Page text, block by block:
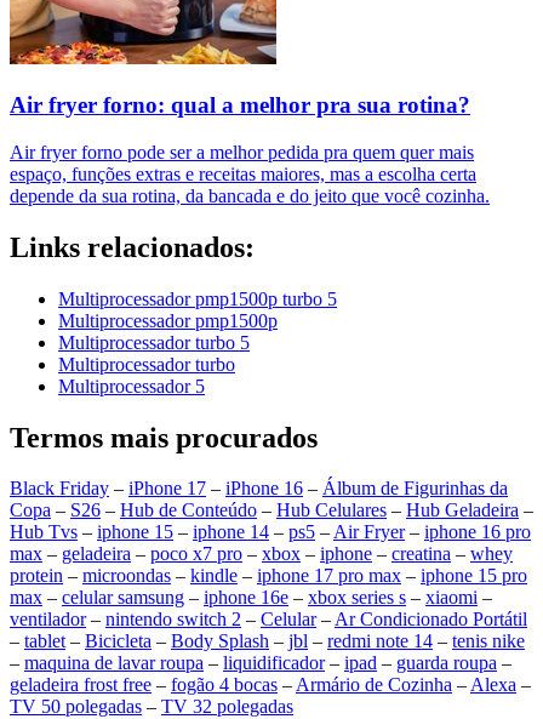
Air fryer forno: qual a melhor pra sua rotina?
Air fryer forno pode ser a melhor pedida pra quem quer mais
espaço, funções extras e receitas maiores, mas a escolha certa
depende da sua rotina, da bancada e do jeito que você cozinha.
Links relacionados:
Multiprocessador pmp1500p turbo 5
Multiprocessador pmp1500p
Multiprocessador turbo 5
Multiprocessador turbo
Multiprocessador 5
Termos mais procurados
Black Friday – iPhone 17 – iPhone 16 – Álbum de Figurinhas da
Copa – S26 – Hub de Conteúdo – Hub Celulares – Hub Geladeira –
Hub Tvs – iphone 15 – iphone 14 – ps5 –Air Fryer– iphone 16 pro
max – geladeira – poco x7 pro – xbox – iphone – creatina – whey
protein – microondas – kindle – iphone 17 pro max – iphone 15 pro
max – celular samsung – iphone 16e – xbox series s – xiaomi –
ventilador– nintendo switch 2 – Celular–Ar Condicionado Portátil
– tablet– Bicicleta – Body Splash – jbl – redmi note 14 – tenis nike
– maquina de lavar roupa – liquidificador– ipad – guarda roupa –
geladeira frost free – fogão 4 bocas –Armário de Cozinha –Alexa –
TV 50 polegadas – TV 32 polegadas